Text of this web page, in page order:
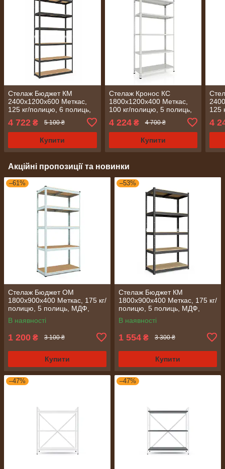
Стелаж Бюджет КМ
2400х1200х600 Меткас,
125 кг/полицю, 6 полиць,
металевий
4 722 ₴ 5 100 ₴
Купити
Стелаж Кронос КС
1800х1200х400 Меткас,
100 кг/полицю, 5 полиць,
фарбований, металевий
4 224₴ 4 700 ₴
Купити
125
4
Акційні пропозиції та новинки
–61%
Стелаж Бюджет ОМ
1800х900х400 Меткас, 175 кг/
полицю, 5 полиць, МДФ,
оцинкований, металевий
В наявності
1 200 ₴ 3 100 ₴
Купити
–53%
Стелаж Бюджет КМ
1800х900х400 Меткас, 175 кг/
полицю, 5 полиць, МДФ,
фарбований, металевий
В наявності
1 554 ₴ 3 300 ₴
Купити
–47% –47%